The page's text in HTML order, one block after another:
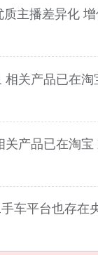
主播差异化
相关产品已在
关产品已在淘
车平台也存在